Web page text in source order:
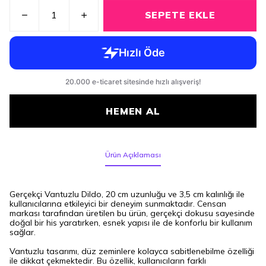
SEPETE EKLE
HEMEN AL
Ürün Açıklaması
Gerçekçi Vantuzlu Dildo, 20 cm uzunluğu ve 3,5 cm kalınlığı ile
kullanıcılarına etkileyici bir deneyim sunmaktadır. Censan
markası tarafından üretilen bu ürün, gerçekçi dokusu sayesinde
doğal bir his yaratırken, esnek yapısı ile de konforlu bir kullanım
sağlar.
Vantuzlu tasarımı, düz zeminlere kolayca sabitlenebilme özelliği
ile dikkat çekmektedir. Bu özellik, kullanıcıların farklı